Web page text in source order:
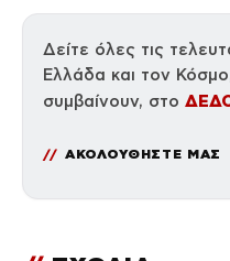
Δείτε όλες τις
Ελλάδα και τον
συμβαίνουν, στο
ΑΚΟΛΟΥΘΗΣΤΕ ΜΑΣ